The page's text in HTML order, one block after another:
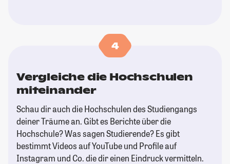
4
Vergleiche die Hochschulen
miteinander
Schau dir auch die Hochschulen des Studiengangs
deiner Träume an. Gibt es Berichte über die
Hochschule? Was sagen Studierende? Es gibt
bestimmt Videos auf YouTube und Profile auf
Instagram und Co. die dir einen Eindruck vermitteln.